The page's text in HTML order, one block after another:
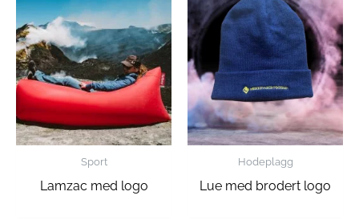
Sport
Lamzac med logo
Hodeplagg
Lue med brodert logo